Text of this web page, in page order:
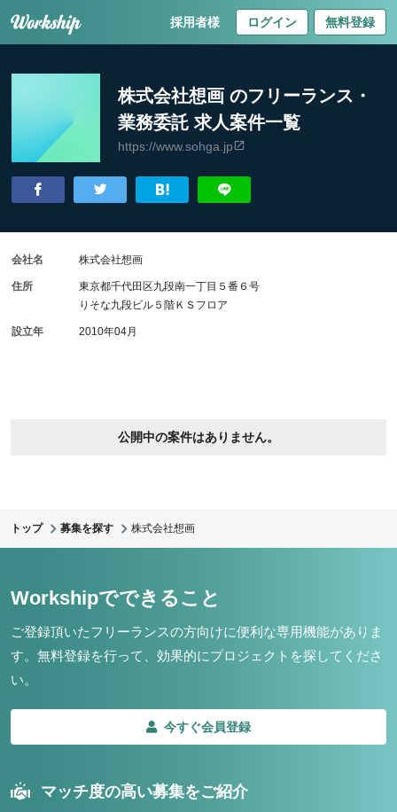
採用者様 ログイン 無料登録
株式会社想画 のフリーランス・
業務委託 求人案件一覧
https://www.sohga.jp
公開中の案件はありません。
会社名 株式会社想画
住所
東京都千代田区九段南一丁目５番６号
りそな九段ビル５階ＫＳフロア
設立年 2010年04月
トップ 募集を探す 株式会社想画
Workshipでできること
ご登録頂いたフリーランスの方向けに便利な専用機能がありま
す。 無料登録を行って、効果的にプロジェクトを探してくださ
い。
今すぐ会員登録
マッチ度の高い募集をご紹介